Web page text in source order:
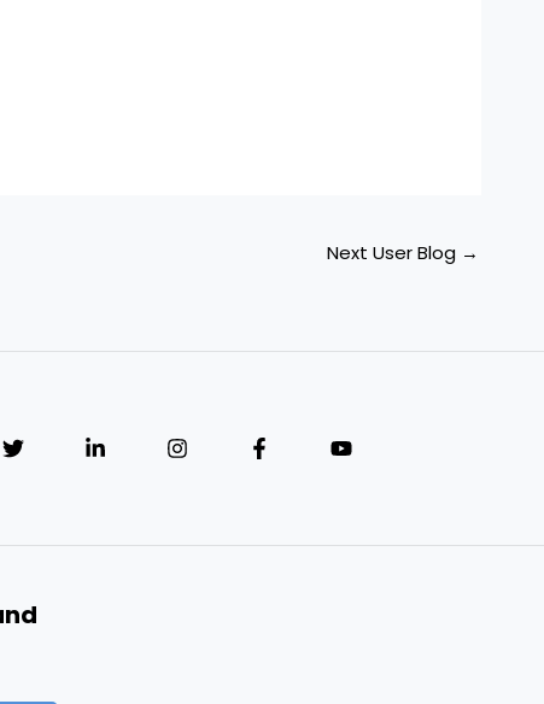
Next User Blog →